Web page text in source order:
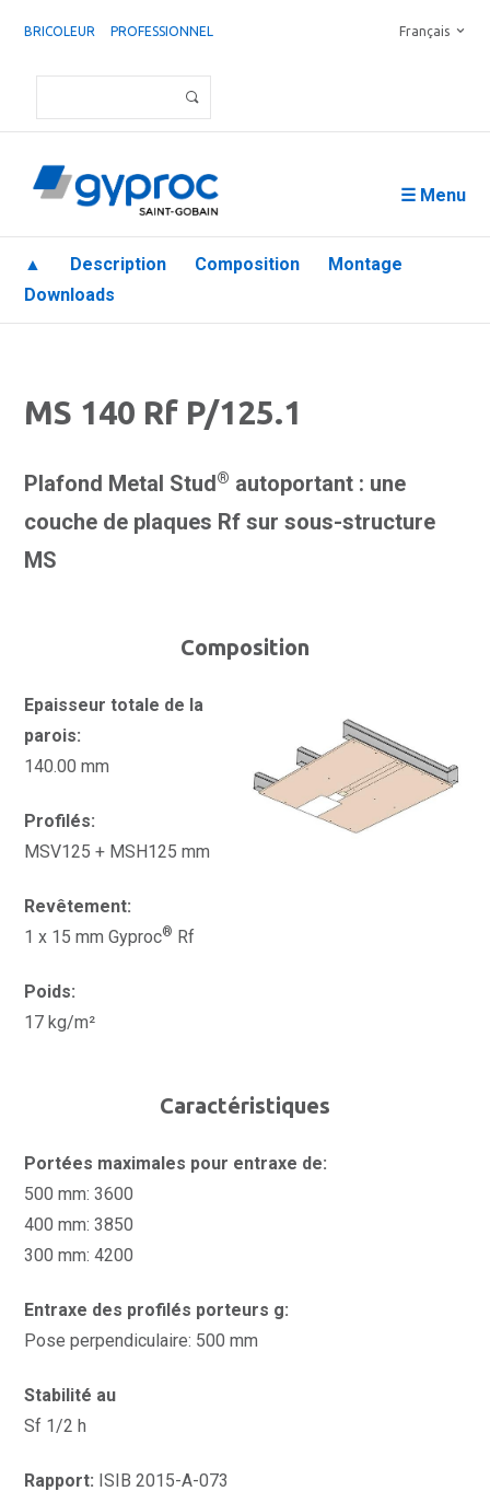
BRICOLEUR PROFESSIONNEL Français
☰ Menu
▲ Description Composition
Montage
Downloads
MS 140 Rf P/125.1
Plafond Metal Stud® autoportant : une
couche de plaques Rf sur sous-structure
MS
Composition
Epaisseur totale de la
parois:
140.00 mm
Profilés:
MSV125 + MSH125 mm
Revêtement:
1 x 15 mm Gyproc® Rf
Poids:
17 kg/m²
Caractéristiques
Portées maximales pour entraxe de:
500 mm: 3600
400 mm: 3850
300 mm: 4200
Entraxe des profilés porteurs g:
Pose perpendiculaire: 500 mm
Stabilité au
Sf 1/2 h
Rapport: ISIB 2015-A-073